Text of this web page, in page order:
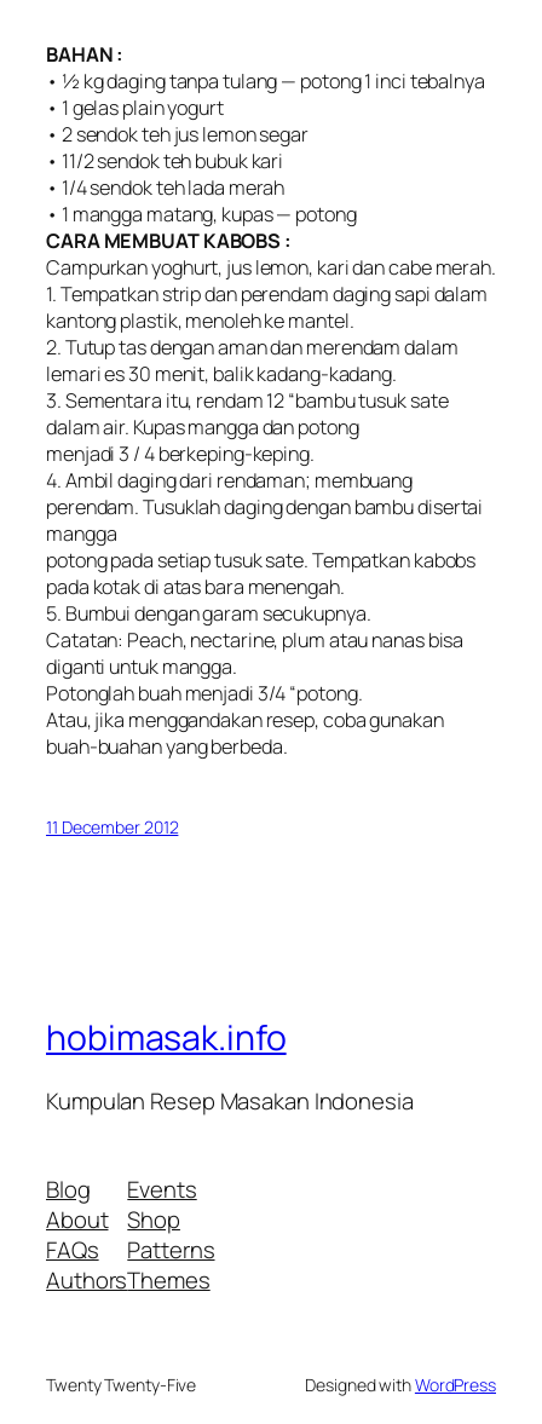
BAHAN :
• ½ kg daging tanpa tulang — potong 1 inci tebalnya
• 1 gelas plain yogurt
• 2 sendok teh jus lemon segar
• 11/2 sendok teh bubuk kari
• 1/4 sendok teh lada merah
• 1 mangga matang, kupas — potong
CARA MEMBUAT KABOBS :
Campurkan yoghurt, jus lemon, kari dan cabe merah.
1. Tempatkan strip dan perendam daging sapi dalam
kantong plastik, menoleh ke mantel.
2. Tutup tas dengan aman dan merendam dalam
lemari es 30 menit, balik kadang-kadang.
3. Sementara itu, rendam 12 “bambu tusuk sate
dalam air. Kupas mangga dan potong
menjadi 3 / 4 berkeping-keping.
4. Ambil daging dari rendaman; membuang
perendam. Tusuklah daging dengan bambu disertai
mangga
potong pada setiap tusuk sate. Tempatkan kabobs
pada kotak di atas bara menengah.
5. Bumbui dengan garam secukupnya.
Catatan: Peach, nectarine, plum atau nanas bisa
diganti untuk mangga.
Potonglah buah menjadi 3/4 “potong.
Atau, jika menggandakan resep, coba gunakan
buah-buahan yang berbeda.
11 December 2012
hobimasak.info
Kumpulan Resep Masakan Indonesia
Blog
About
FAQs
Authors
Events
Shop
Patterns
Themes
Twenty Twenty-Five Designed withWordPress